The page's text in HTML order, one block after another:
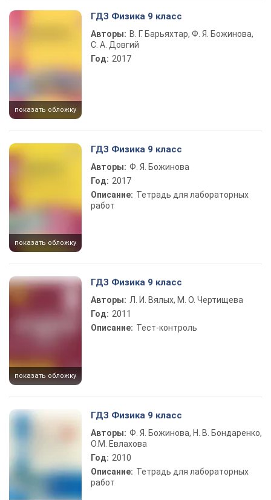
показать обложку
ГДЗ Физика 9 класс
Авторы: В. Г. Барьяхтар, Ф. Я. Божинова,
С. А. Довгий
Год: 2017
показать обложку
ГДЗ Физика 9 класс
Авторы: Ф. Я. Божинова
Год: 2017
Описание: Тетрадь для лабораторных
работ
показать обложку
ГДЗ Физика 9 класс
Авторы: Л. И. Вялых, М. О. Чертищева
Год: 2011
Описание: Тест-контроль
ГДЗ Физика 9 класс
Авторы: Ф. Я. Божинова, Н. В. Бондаренко,
О.М. Евлахова
Год: 2010
Описание: Тетрадь для лабораторных
работ